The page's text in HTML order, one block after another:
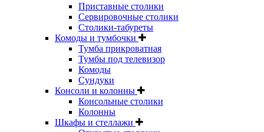
Приставные столики
Сервировочные столики
Столики-табуреты
Комоды и тумбочки
Тумба прикроватная
Тумбы под телевизор
Комоды
Сундуки
Консоли и колонны
Консольные столики
Колонны
Шкафы и стеллажи